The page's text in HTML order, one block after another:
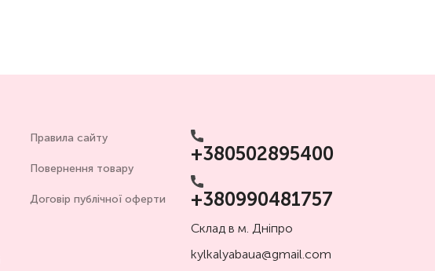
Правила сайту
Повернення товару
Договір публічної оферти
+380502895400
+380990481757
Склад в м. Дніпро
kylkalyabaua@gmail.com